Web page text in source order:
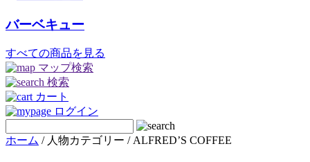
バーベキュー
すべての商品を見る
マップ検索
検索
カート
ログイン
ホーム / 人物カテゴリー / ALFRED’S COFFEE